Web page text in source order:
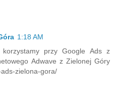
1:18 AM
przy Google Ads z
Adwave z Zielonej Góry
zielona-gora/